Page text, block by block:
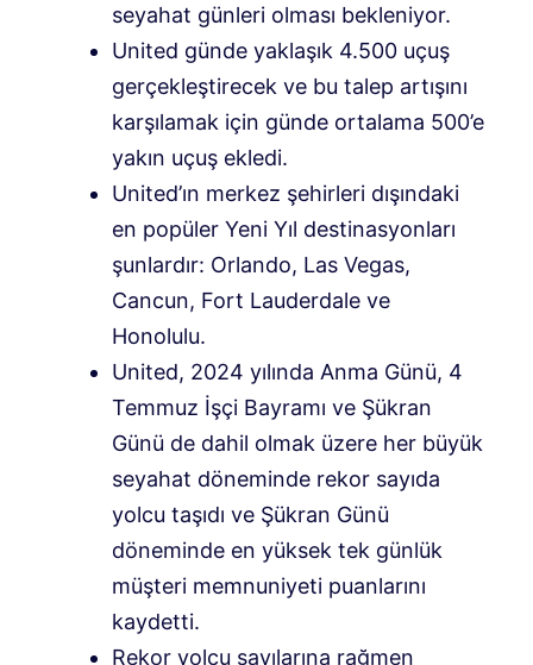
seyahat günleri olması bekleniyor.
United günde yaklaşık 4.500 uçuş
gerçekleştirecek ve bu talep artışını
karşılamak için günde ortalama 500’e
yakın uçuş ekledi.
United’ın merkez şehirleri dışındaki
en popüler Yeni Yıl destinasyonları
şunlardır: Orlando, Las Vegas,
Cancun, Fort Lauderdale ve
Honolulu.
United, 2024 yılında Anma Günü, 4
Temmuz İşçi Bayramı ve Şükran
Günü de dahil olmak üzere her büyük
seyahat döneminde rekor sayıda
yolcu taşıdı ve Şükran Günü
döneminde en yüksek tek günlük
müşteri memnuniyeti puanlarını
kaydetti.
Rekor yolcu sayılarına rağmen